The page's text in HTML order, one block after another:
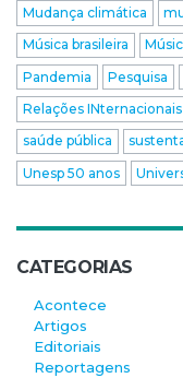
Mudança climática
Música brasileira
Pandemia
Pesquisa
Relações INternacionais
saúde pública
Unesp 50 anos
CATEGORIAS
Acontece
Artigos
Editoriais
Reportagens